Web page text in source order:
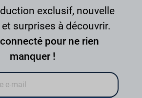
exclusif, nouvelle
surprises à découvrir.
pour ne rien
manquer !